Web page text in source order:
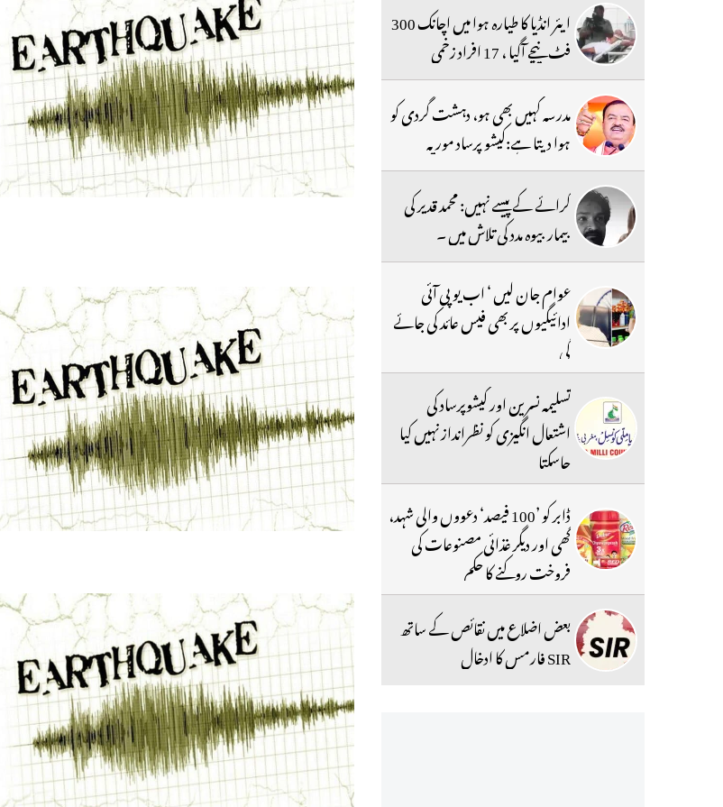
ایئر انڈیا کا طیارہ ہوا میں اچانک 300
فٹ نیچے آگیا ، 17 افراد زخمی
مدرسہ کہیں بھی ہو، دہشت گردی کو
ہوا دیتا ہے:کیشو پرساد موریہ
کرائے کے پیسے نہیں: محمد قدیر کی
بیمار بیوہ مدد کی تلاش میں ۔
عوام جان لیں ‘ اب یو پی آئی
ادائیگیوں پر بھی فیس عائد کی جائے
گی
تسلیمہ نسرین اور کیشوپرساد کی
اشتعال انگیزی کو نظرانداز نہیں کیا
جاسکتا
ڈابر کو ’100 فیصد‘ دعووں والی شہد،
گھی اور دیگر غذائی مصنوعات کی
فروخت روکنے کا حکم
بعض اضلاع میں نقائص کے ساتھ
SIR فارمس کا ادخال